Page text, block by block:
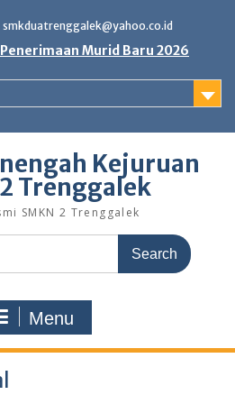
smkduatrenggalek@yahoo.co.id
Murid Baru 2026
Kejuruan
Trenggalek
SMKN 2 Trenggalek
Menu